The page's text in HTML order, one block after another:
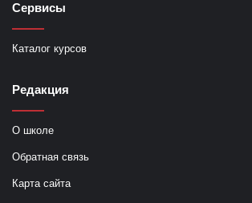
Сервисы
Каталог курсов
Редакция
О школе
Обратная связь
Карта сайта